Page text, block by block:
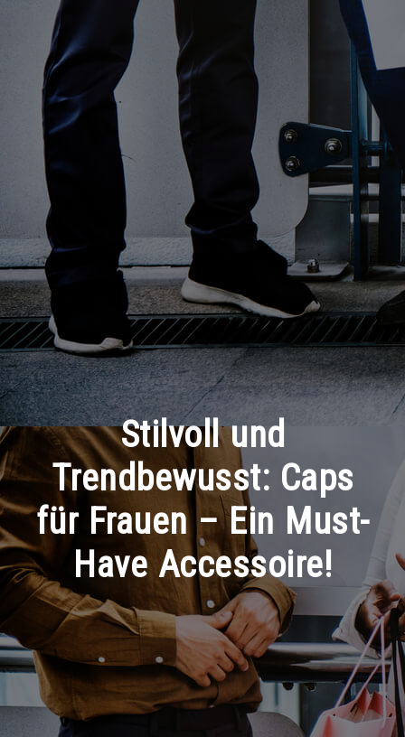
Stilvoll und
Trendbewusst: Caps
für Frauen – Ein Must-
Have Accessoire!